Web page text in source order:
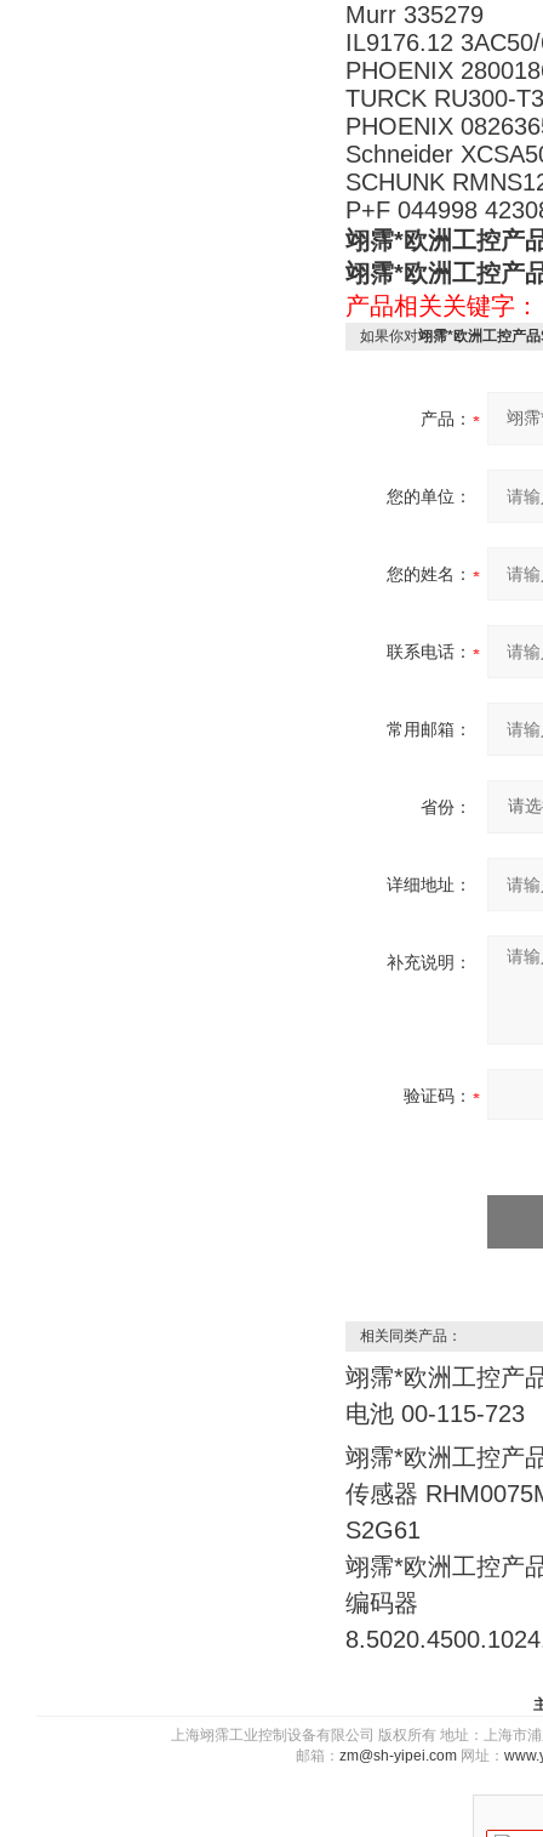
Murr 335279
IL9176.12
PHOENIX
TURCK RU300-
PHOENIX
Schneider
SCHUNK
P+F 044998
翊霈*欧洲工控产
翊霈*欧洲工控产
产品相关关键字
如果你对翊霈*欧洲工控产
产品：
您的单位：
您的姓名：
联系电话：
常用邮箱：
省份：
详细地址：
补充说明：
验证码：
相关同类产品：
翊霈*欧洲工控产
电池 00-115-723
翊霈*欧洲工控产
传感器
S2G61
翊霈*欧洲工控产
编码器
上海翊霈工业控制设备有限公司 版权所有 地址：上海
邮箱： zm@sh-yipei.com 网址：